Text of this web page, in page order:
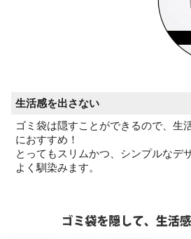
生活感を出さない
ゴミ袋は隠すことができるので、生
におすすめ！
とってもスリムかつ、シンプルなデ
よく馴染みます。